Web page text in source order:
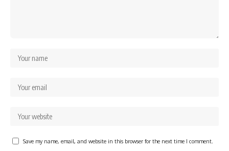
Save my name, email, and website in this browser for the next time I comment.